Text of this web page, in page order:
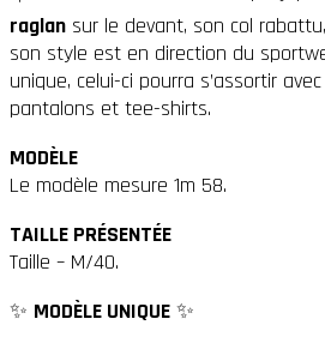
raglan sur le devant, son col
son style est en direction du
unique, celui-ci pourra s’assortir
pantalons et tee-shirts.
MODÈLE
Le modèle mesure 1m 58.
TAILLE PRÉSENTÉE
Taille – M/40.
✨ MODÈLE UNIQUE ✨